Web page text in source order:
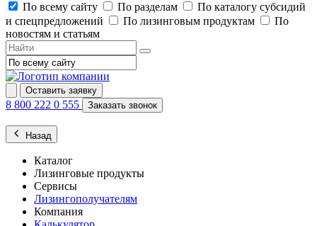
По всему сайту
По разделам
По каталогу субсидий
и спецпредложений
По лизинговым продуктам
По
новостям и статьям
Оставить заявку
8 800 222 0 555 Заказать звонок
Назад
Каталог
Лизинговые продукты
Сервисы
Лизингополучателям
Компания